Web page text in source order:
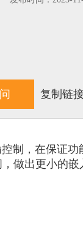
复制链
制，在保证功
做出更小的嵌